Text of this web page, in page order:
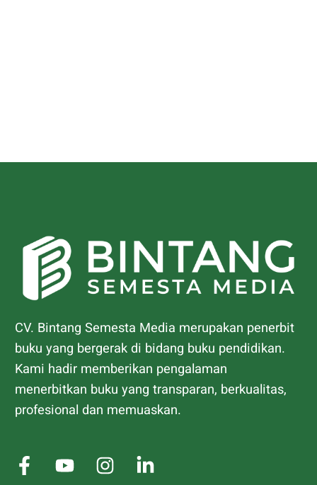
CV. Bintang Semesta Media merupakan penerbit
buku yang bergerak di bidang buku pendidikan.
Kami hadir memberikan pengalaman
menerbitkan buku yang transparan, berkualitas,
profesional dan memuaskan.